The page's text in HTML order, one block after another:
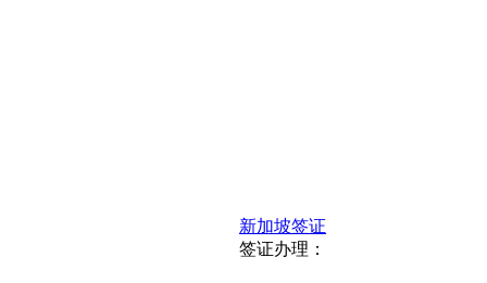
新加坡签证
签证办理：